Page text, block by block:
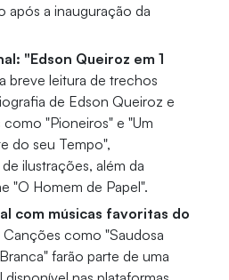
após a inauguração da
"Edson Queiroz em 1
breve leitura de trechos
de Edson Queiroz e
"Pioneiros" e "Um
do seu Tempo",
ilustrações, além da
"O Homem de Papel".
com músicas favoritas do
como "Saudosa
farão parte de uma